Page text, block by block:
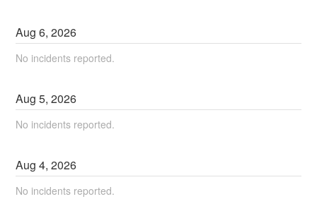
Aug6,2026
No incidents reported.
Aug5,2026
No incidents reported.
Aug4,2026
No incidents reported.